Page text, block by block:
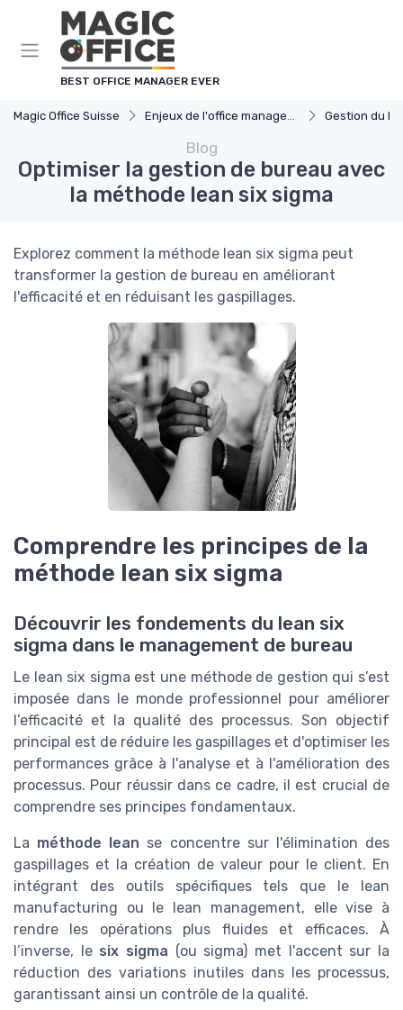
BEST OFFICE MANAGER EVER
Magic Office Suisse Enjeux de l'office management Gestion du
Blog
Optimiser la gestion de bureau avec
la méthode lean six sigma
Explorez comment la méthode lean six sigma peut
transformer la gestion de bureau en améliorant
l'efficacité et en réduisant les gaspillages.
Comprendre les principes de la
méthode lean six sigma
Découvrir les fondements du lean six
sigma dans le management de bureau
Le lean six sigma est une méthode de gestion qui s’est
imposée dans le monde professionnel pour améliorer
l’efficacité et la qualité des processus. Son objectif
principal est de réduire les gaspillages et d'optimiser les
performances grâce à l'analyse et à l'amélioration des
processus. Pour réussir dans ce cadre, il est crucial de
comprendre ses principes fondamentaux.
La méthode lean se concentre sur l'élimination des
gaspillages et la création de valeur pour le client. En
intégrant des outils spécifiques tels que le lean
manufacturing ou le lean management, elle vise à
rendre les opérations plus fluides et efficaces. À
l’inverse, le six sigma (ou sigma) met l'accent sur la
réduction des variations inutiles dans les processus,
garantissant ainsi un contrôle de la qualité.
Panneau de gestion des cookies